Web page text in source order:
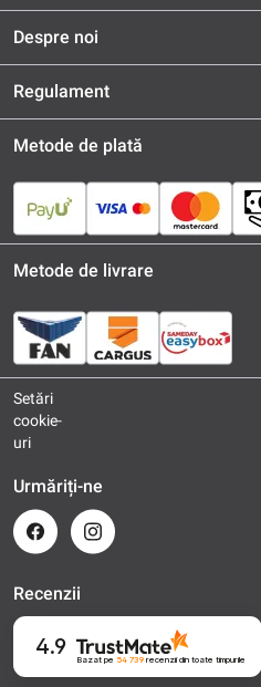
Despre noi
Regulament
Metode de plată
Metode de livrare
Setări
cookie-
uri
Urmăriți-ne
Recenzii
4.9
Bazat pe 54 739recenziidin toate timpurile